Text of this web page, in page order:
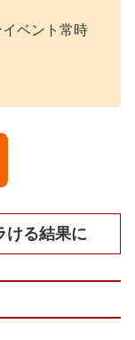
ベント常時
ける結果に